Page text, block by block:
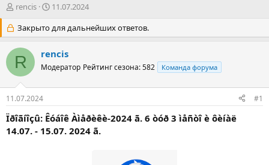
А
т
о
р
т
е
м
rencis
Д
т
а
а
ч
а
11.07.2024
Закрыто для дальнейших ответов.
R rencis
Модератор Рейтинг сезона: 582 Команда форума
11.07.2024 #1
Ïðîãíîçû: Êóáîê Àìåðèêè-2024 ã. 6 òóð 3 ìåñòî è ôèíàë
14.07. - 15.07. 2024 ã.